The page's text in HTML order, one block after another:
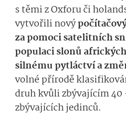
s těmi z Oxforu či
vytvořili nový
za pomoci satelitních
populaci slonů afrických
silnému pytláctví a
volné přírodě
druh kvůli zbývajícím 40
zbývajících jedinců.